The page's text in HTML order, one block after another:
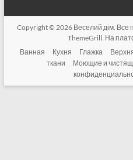
Copyright © 2026 Веселий дім. Все
ThemeGrill. На
Ванная
Кухня Глажка
ткани
Моющие и